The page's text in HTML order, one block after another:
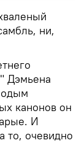
ни,
Дэмьена
канонов он
И
то, очевидно